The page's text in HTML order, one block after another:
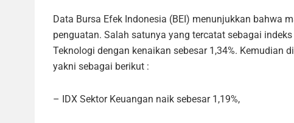
Data Bursa Efek Indonesia (BEI) menunjukkan bahwa
penguatan. Salah satunya yang tercatat sebagai
Teknologi dengan kenaikan sebesar 1,34%. Kemudian
yakni sebagai berikut :
– IDX Sektor Keuangan naik sebesar 1,19%,